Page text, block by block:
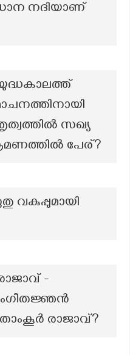
നദിയാണ്
സഖ്യ
പേര്?
വകുപ്പുമായി
-
രാജാവ്?